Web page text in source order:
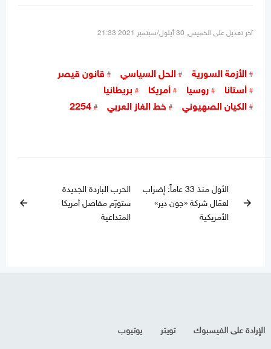
آخر تعديل على الخميس, 30 أيلول/سبتمبر 2021 21:33
الأزمة السورية الحل السياسي
قانون قيصر
أستانا
روسيا أمريكا
بريطانيا
الكيان الصهيوني
خط الغاز العربي 2254
arrow_forward
الأول منذ 33 عاماً: إضراب
لعمّال شركة «جون دير»
الأمريكية
الحرب الباردة الجديدة
ستورّم مفاصل أمريكا
المتداعية
arrow_back
الإرادة على الفيسبوك تويتر يوتيوب